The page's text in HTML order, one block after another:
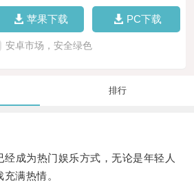
苹果下载 PC下载
安卓市场，安全绿色
排行
成为热门娱乐方式，无论是年轻人
满热情。